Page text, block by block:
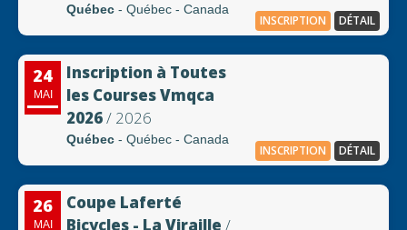
Québec - Québec - Canada
INSCRIPTION DÉTAIL
24
MAI
Inscription à Toutes
les Courses Vmqca
2026/ 2026
Québec - Québec - Canada
INSCRIPTION DÉTAIL
26
MAI
Coupe Laferté
Bicycles - La Viraille /